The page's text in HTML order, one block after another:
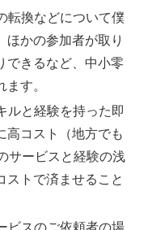
転換などについて僕
ほかの参加者が取り
できるなど、中小零
す。
ルと経験を持った即
高コスト（地方でも
サービスと経験の浅
ストで済ませること